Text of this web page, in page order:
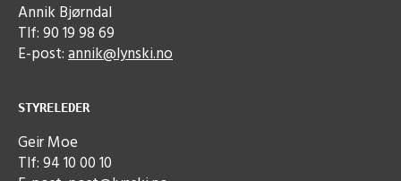
Annik Bjørndal
Tlf: 90 19 98 69
E-post:annik@lynski.no
STYRELEDER
Geir Moe
Tlf: 94 10 00 10